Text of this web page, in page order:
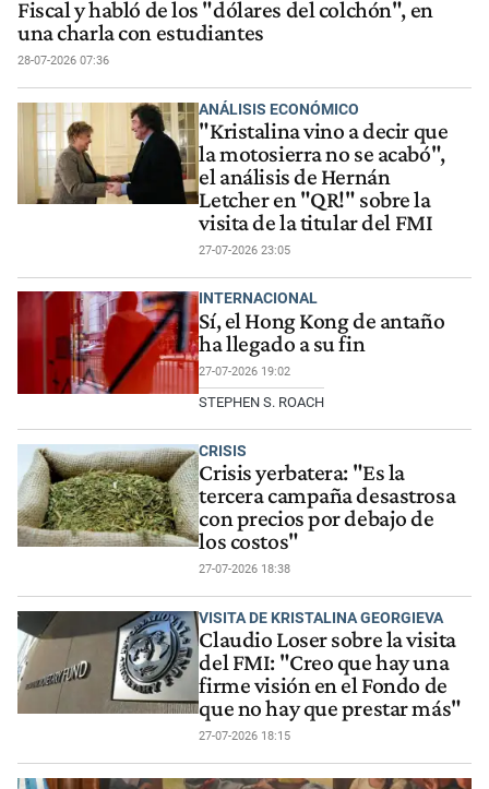
Fiscal y habló de los "dólares del colchón", en
una charla con estudiantes
28-07-2026 07:36
ANÁLISIS ECONÓMICO
"Kristalina vino a decir que
la motosierra no se acabó",
el análisis de Hernán
Letcher en "QR!" sobre la
visita de la titular del FMI
27-07-2026 23:05
INTERNACIONAL
Sí, el Hong Kong de antaño
ha llegado a su fin
27-07-2026 19:02
STEPHEN S. ROACH
CRISIS
Crisis yerbatera: "Es la
tercera campaña desastrosa
con precios por debajo de
los costos"
27-07-2026 18:38
VISITA DE KRISTALINA GEORGIEVA
Claudio Loser sobre la visita
del FMI: "Creo que hay una
firme visión en el Fondo de
que no hay que prestar más"
27-07-2026 18:15